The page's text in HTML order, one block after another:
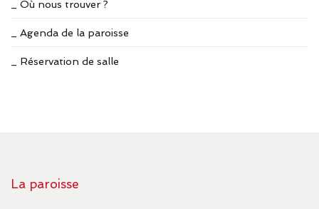
_ Où nous trouver ?
_ Agenda de la paroisse
_ Réservation de salle
La paroisse